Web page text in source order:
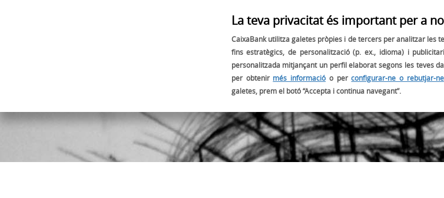
La teva privacitat és important per a
CaixaBank utilitza galetes pròpies i de tercers per analitzar les
fins estratègics, de personalització (p. ex., idioma) i
personalitzada mitjançant un perfil elaborat segons les teves
per obtenir més informació o perconfigurar-ne o rebutjar-ne
galetes, prem el botó “Accepta i continua navegant”.
BLOG